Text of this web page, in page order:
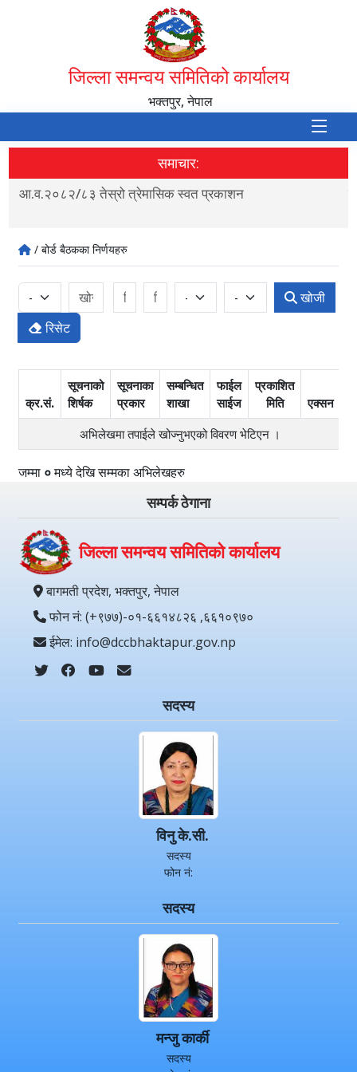
जिल्ला समन्वय समितिको कार्यालय
भक्तपुर, नेपाल
समाचार:
आ.व.२०८२/८३ तेस्रो त्रेमासिक स्वत प्रकाशन
/ बोर्ड बैठकका निर्णयहरु
खोजी
रिसेट
क्र.सं.
सूचनाको
शिर्षक
सूचनाका
प्रकार
सम्बन्धित
शाखा
फाईल
साईज
प्रकाशित
मिति
एक्सन
अभिलेखमा तपाईले खोज्‍नुभएको विवरण भेटिएन ।
जम्मा ०मध्येदेखिसम्मका अभिलेखहरु
सम्पर्क ठेगाना
जिल्ला समन्वय समितिको कार्यालय
बागमती प्रदेश, भक्तपुर, नेपाल
फोन नं: (+९७७)-०१-६६१४८२६ ,६६१०९७०
ईमेल: info@dccbhaktapur.gov.np
सदस्य
विनु के.सी.
सदस्य
फोन नं:
सदस्य
मन्जु कार्की
सदस्य